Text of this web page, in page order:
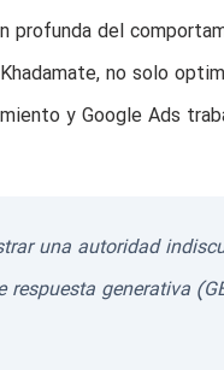
profunda del
no solo
y Google Ads
una autoridad
generativa